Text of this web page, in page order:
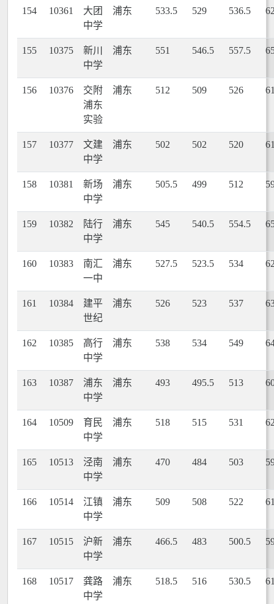
154 10361
大团
中学
浦东 533.5 529 536.5
155 10375
新川
中学
浦东 551 546.5 557.5
156 10376
交附
浦东
实验
浦东 512 509 526
157 10377
文建
中学
浦东 502 502 520
158 10381
新场
中学
浦东 505.5 499 512
159 10382
陆行
中学
浦东 545 540.5 554.5
160 10383
南汇
一中
浦东 527.5 523.5 534
161 10384
建平
世纪
浦东 526 523 537
162 10385
高行
中学
浦东 538 534 549
163 10387
浦东
中学
浦东 493 495.5 513
164 10509
育民
中学
浦东 518 515 531
165 10513
泾南
中学
浦东 470 484 503
166 10514
江镇
中学
浦东 509 508 522
167 10515
沪新
中学
浦东 466.5 483 500.5
168 10517
龚路
中学
浦东 518.5 516 530.5